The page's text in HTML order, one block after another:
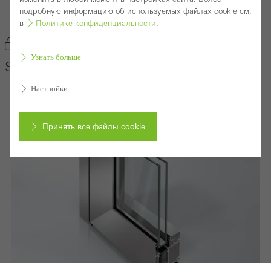
Back to the products
Schüco Door System ADS 75 HD.HI
подробную информацию об используемых файлах cookie см.
в
Политике конфиденциальности.
Узнать больше
Настройки
Принять все файлы cookie
Требуемые файлы cookie (необходимые, функциональные,
незаменимые) не могут быть отключены
Технически необходимые файлы cookie используются для